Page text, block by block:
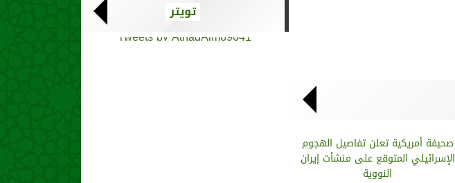
صحيفة أمريكية تعلن تفاصيل الهجوم
الإسرائيلي المتوقع على منشأت إيران
النووية
تويتر
Tweets by AthadAlm69641